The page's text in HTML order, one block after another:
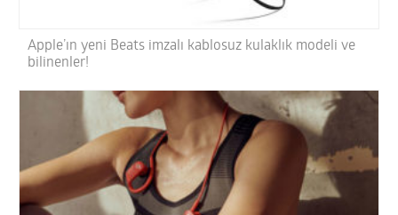
Apple’ın yeni Beats imzalı kablosuz kulaklık modeli ve
bilinenler!